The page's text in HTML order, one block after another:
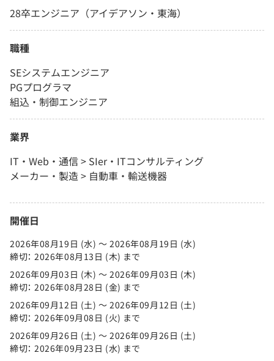
28卒エンジニア（アイデアソン・東海）
職種
SEシステムエンジニア
PGプログラマ
組込・制御エンジニア
業界
IT・Web・通信 > SIer・ITコンサルティング
メーカー・製造 > 自動車・輸送機器
開催日
2026年08月19日 (水) 〜 2026年08月19日 (水)
締切： 2026年08月13日 (木) まで
2026年09月03日 (木) 〜 2026年09月03日 (木)
締切： 2026年08月28日 (金) まで
2026年09月12日 (土) 〜 2026年09月12日 (土)
締切： 2026年09月08日 (火) まで
2026年09月26日 (土) 〜 2026年09月26日 (土)
締切： 2026年09月23日 (水) まで